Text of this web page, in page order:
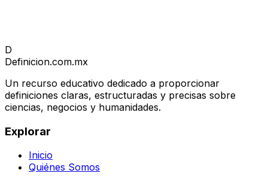
D
Definicion.com.mx
Un recurso educativo dedicado a proporcionar
definiciones claras, estructuradas y precisas sobre
ciencias, negocios y humanidades.
Explorar
Inicio
Quiénes Somos